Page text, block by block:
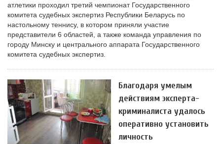
атлетики проходил третий чемпионат Государственного
комитета судебных экспертиз Республики Беларусь по
настольному теннису, в котором приняли участие
представители 6 областей, а также команда управления по
городу Минску и центрального аппарата Государственного
комитета судебных экспертиз.
Благодаря умелым
действиям эксперта-
криминалиста удалось
оперативно установить
личность